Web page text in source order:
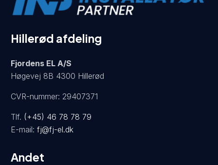
Hillerød afdeling
Fjordens EL A/S
Høgevej 8B 4300 Hillerød
CVR-nummer: 29407371
Tlf. (+45) 46 78 78 79
E-mail:fj@fj-el.dk
Andet